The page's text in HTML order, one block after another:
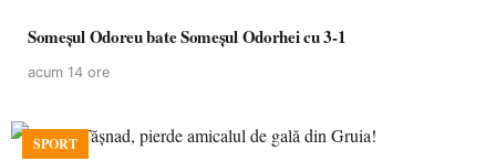
Someșul Odoreu bate Someșul Odorhei cu 3-1
acum 14 ore
SPORT